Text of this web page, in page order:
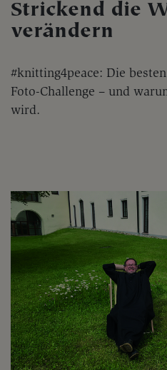
Strickend die
verändern
#knitting4peace: Die
Foto-Challenge – und
wird.